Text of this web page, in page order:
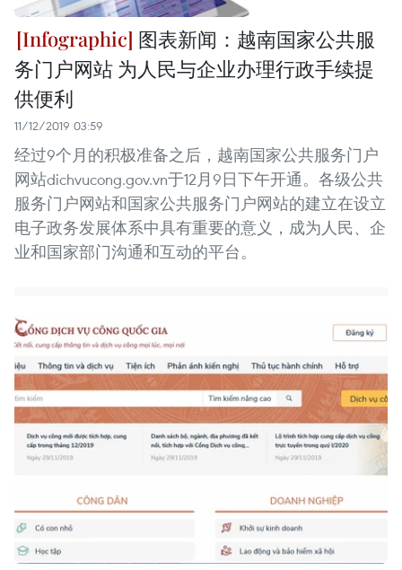
图表新闻：越南国家公共服
务门户网站 为人民与企业办理行政手续提
供便利
11/12/2019 03:59
经过9个月的积极准备之后，越南国家公共服务门户
网站dichvucong.gov.vn于12月9日下午开通。各级公共
服务门户网站和国家公共服务门户网站的建立在设立
电子政务发展体系中具有重要的意义，成为人民、企
业和国家部门沟通和互动的平台。